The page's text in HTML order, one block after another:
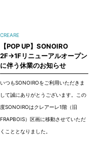
CREARE
【POP UP】SONOIRO
2F→1Fリニューアルオープン
に伴う休業のお知らせ
いつもSONOIROをご利用いただきま
して誠にありがとうございます。この
度SONOIROはクレアーレ1階（旧
FRAPBOIS）区画に移動させていただ
くこととなりました。